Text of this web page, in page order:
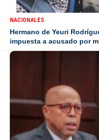
NACIONALES
Hermano de Yeuri
impuesta a acusado por